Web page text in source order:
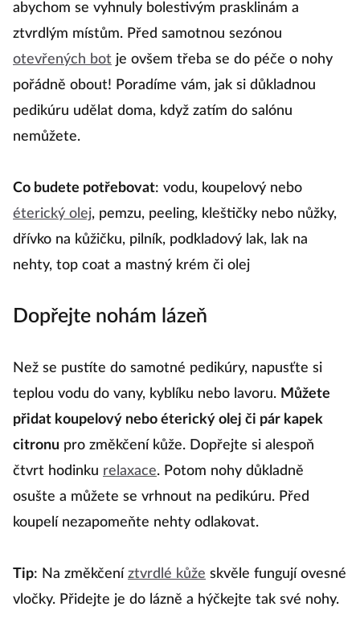
abychom se vyhnuly bolestivým prasklinám a
ztvrdlým místům. Před samotnou sezónou
otevřených bot je ovšem třeba se do péče o nohy
pořádně obout! Poradíme vám, jak si důkladnou
pedikúru udělat doma, když zatím do salónu
nemůžete.
Co budete potřebovat: vodu, koupelový nebo
éterický olej, pemzu, peeling, kleštičky nebo nůžky,
dřívko na kůžičku, pilník, podkladový lak, lak na
nehty, top coat a mastný krém či olej
Dopřejte nohám lázeň
Než se pustíte do samotné pedikúry, napusťte si
teplou vodu do vany, kyblíku nebo lavoru. Můžete
přidat koupelový nebo éterický olej či pár kapek
citronu pro změkčení kůže. Dopřejte si alespoň
čtvrt hodinku relaxace. Potom nohy důkladně
osušte a můžete se vrhnout na pedikúru. Před
koupelí nezapomeňte nehty odlakovat.
Tip: Na změkčení ztvrdlé kůže skvěle fungují ovesné
vločky. Přidejte je do lázně a hýčkejte tak své nohy.